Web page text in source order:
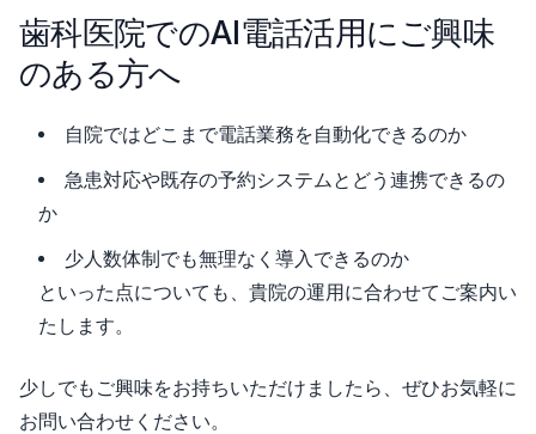
歯科医院でのAI電話活用にご興味
のある方へ
自院ではどこまで電話業務を自動化できるのか
急患対応や既存の予約システムとどう連携できるの
か
少人数体制でも無理なく導入できるのか
といった点についても、貴院の運用に合わせてご案内い
たします。
少しでもご興味をお持ちいただけましたら、ぜひお気軽に
お問い合わせください。